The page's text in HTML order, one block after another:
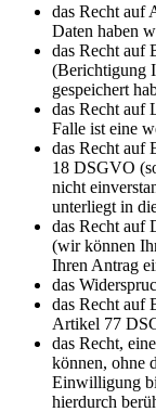
das Recht auf
Daten haben
das Recht auf
(Berichtigung
gespeichert
das Recht auf
Falle ist eine
das Recht auf
18 DSGVO
nicht
unterliegt in
das Recht auf
(wir können
Ihren Antrag
das
das Recht auf
Artikel 77
das Recht,
können, ohne
Einwilligung
hierdurch